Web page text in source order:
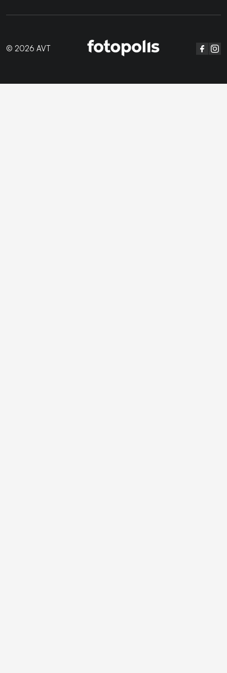
© 2026 AVT